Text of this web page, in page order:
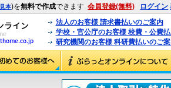
見本)を無料で作成できます 会員登録(無料) ログイン
法人のお客様 請求書払いのご案内
学校・官公庁のお客様 校費・公費
研究機関のお客様 科研費払いのご